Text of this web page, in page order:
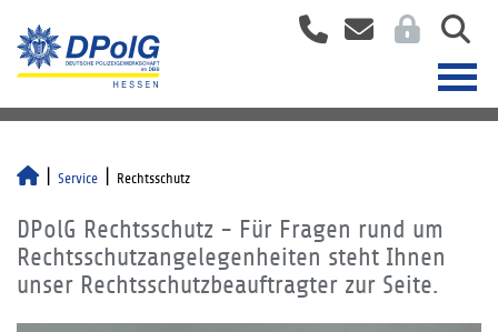
Service Rechtsschutz
DPolG Rechtsschutz - Für Fragen rund um
Rechtsschutzangelegenheiten steht Ihnen
unser Rechtsschutzbeauftragter zur Seite.